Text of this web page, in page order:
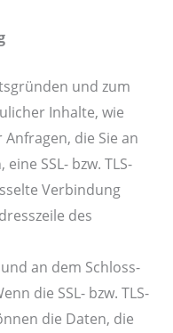
und zum
Inhalte, wie
die Sie an
SSL- bzw. TLS-
Verbindung
des
an dem Schloss-
die SSL- bzw. TLS-
die Daten, die